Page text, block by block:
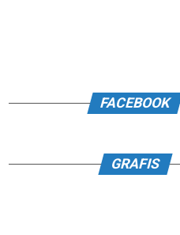
FACEBOOK
GRAFIS